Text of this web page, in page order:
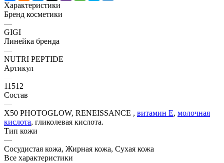
Характеристики
Бренд косметики
—
GIGI
Линейка бренда
—
NUTRI PEPTIDE
Артикул
—
11512
Состав
—
X50 PHOTOGLOW, RENEISSANCE , витамин Е, молочная
кислота, гликолевая кислота.
Тип кожи
—
Сосудистая кожа, Жирная кожа, Сухая кожа
Все характеристики